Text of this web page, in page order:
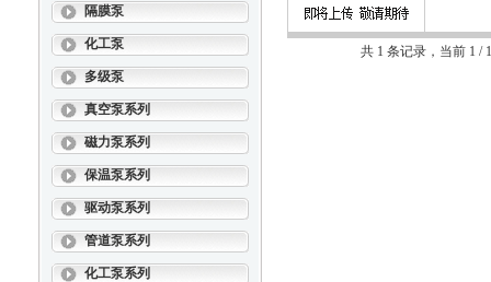
隔膜泵
化工泵
多级泵
真空泵系列
磁力泵系列
保温泵系列
驱动泵系列
管道泵系列
化工泵系列
共 1 条记录，当前 1